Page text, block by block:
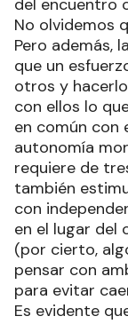
del encuentro
No olvidemos
Pero además,
que un
otros y
con ellos lo
en común con
autonomía
requiere de
también
con
en el lugar del
(por cierto,
pensar con
para evitar
Es evidente